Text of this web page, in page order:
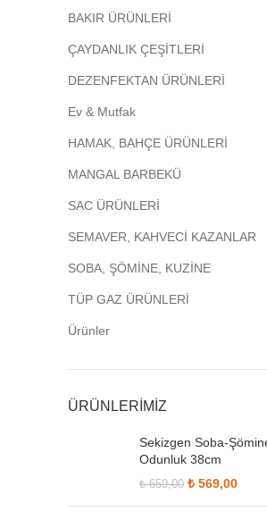
BAKIR ÜRÜNLERİ
ÇAYDANLIK ÇEŞİTLERİ
DEZENFEKTAN ÜRÜNLERİ
Ev & Mutfak
HAMAK, BAHÇE ÜRÜNLERİ
MANGAL BARBEKÜ
SAC ÜRÜNLERİ
SEMAVER, KAHVECİ KAZANLAR
SOBA, ŞÖMİNE, KUZİNE
TÜP GAZ ÜRÜNLERİ
Ürünler
ÜRÜNLERİMİZ
Sekizgen Soba-
Odunluk 38cm
₺659,00 Orijinal fiyat: ₺
₺ 569,00